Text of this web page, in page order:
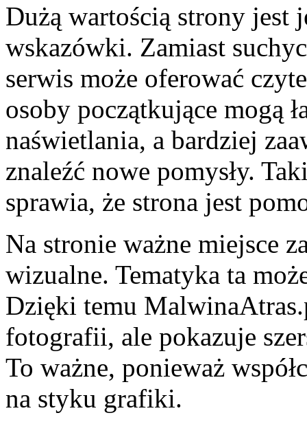
Dużą wartością strony jest
wskazówki. Zamiast
serwis może oferować
osoby początkujące mogą
naświetlania, a bardziej
znaleźć nowe pomysły.
sprawia, że strona jest
Na stronie ważne miejsce
wizualne. Tematyka ta
Dzięki temu
fotografii, ale pokazuje
To ważne, ponieważ
na styku grafiki.